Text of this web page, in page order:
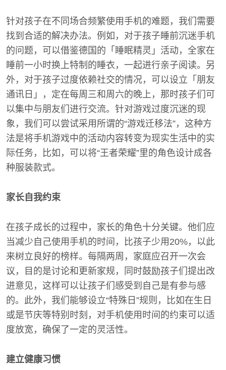
针对孩子在不同场合频繁使用手机的难题，我们需要
找到合适的解决办法。例如，对于孩子睡前沉迷手机
的问题，可以借鉴德国的「睡眠精灵」活动，全家在
睡前一小时换上特制的睡衣，一起进行亲子阅读。另
外，对于孩子过度依赖社交的情况，可以设立「朋友
通讯日」，定在每周三和周六的晚上，那时孩子们可
以集中与朋友们进行交流。针对游戏过度沉迷的现
象，我们可以尝试采用所谓的“游戏迁移法”，这种方
法是将手机游戏中的活动内容转变为现实生活中的实
际任务，比如，可以将“王者荣耀”里的角色设计成各
种服装款式。
家长自我约束
在孩子成长的过程中，家长的角色十分关键。他们应
当减少自己使用手机的时间，比孩子少用20%，以此
来树立良好的榜样。每隔两周，家庭应召开一次会
议，目的是讨论和更新家规，同时鼓励孩子们提出改
进意见，这样可以让孩子们感受到自己是有参与感
的。此外，我们能够设立“特殊日”规则，比如在生日
或是节庆等特别时刻，对手机使用时间的约束可以适
度放宽，确保了一定的灵活性。
建立健康习惯